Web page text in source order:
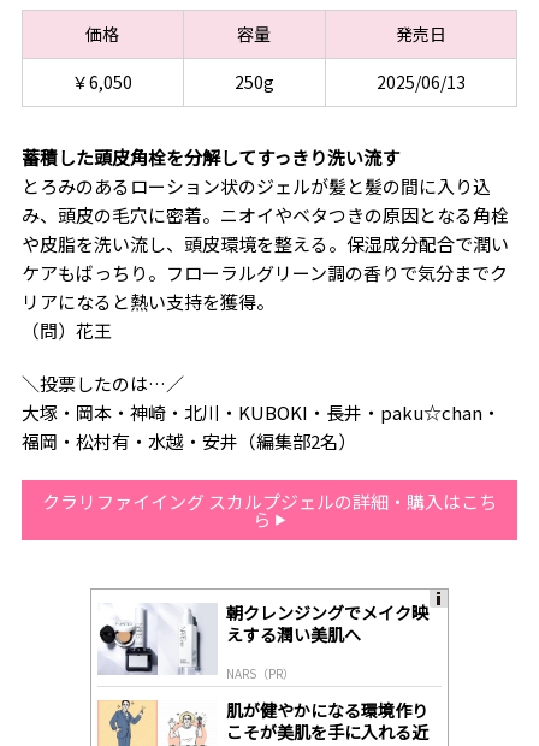
価格 容量
発売日
￥6,050
250g 2025/06/13
蓄積した頭皮角栓を分解してすっきり洗い流す
とろみのあるローション状のジェルが髪と髪の間に入り込
み、頭皮の毛穴に密着。ニオイやベタつきの原因となる角栓
や皮脂を洗い流し、頭皮環境を整える。保湿成分配合で潤い
ケアもばっちり。フローラルグリーン調の香りで気分までク
リアになると熱い支持を獲得。
（問）花王
＼投票したのは…／
大塚・岡本・神崎・北川・KUBOKI・長井・paku☆chan・
福岡・松村有・水越・安井（編集部2名）
クラリファイイング スカルプジェルの詳細・購入はこち
ら
朝クレンジングでメイク映
えする潤い美肌へ
NARS（PR）
肌が健やかになる環境作り
こそが美肌を手に入れる近